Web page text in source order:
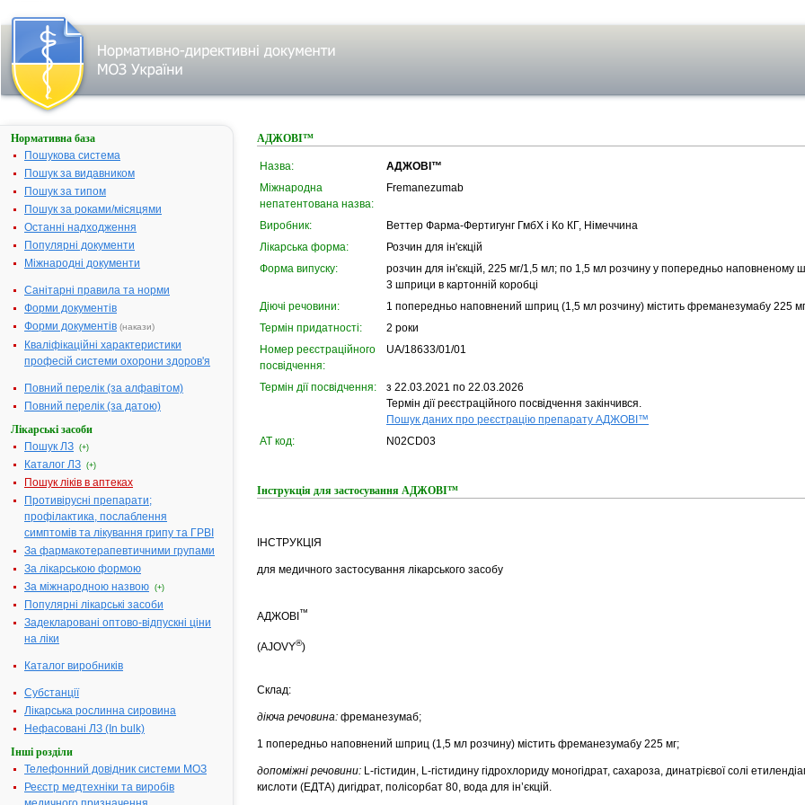
Нормативна база
Пошукова система
Пошук за видавником
Пошук за типом
Пошук за роками/місяцями
Останні надходження
Популярні документи
Міжнародні документи
Санітарні правила та норми
Форми документів
Форми документів (накази)
Кваліфікаційні характеристики
професій системи охорони здоров'я
Повний перелік (за алфавітом)
Повний перелік (за датою)
Лікарські засоби
Пошук ЛЗ (+)
Каталог ЛЗ (+)
Пошук ліків в аптеках
Противірусні препарати;
профілактика, послаблення
симптомів та лікування грипу та ГРВІ
За фармакотерапевтичними групами
За лікарською формою
За міжнародною назвою (+)
Популярні лікарські засоби
Задекларовані оптово-відпускні ціни
на ліки
Каталог виробників
Субстанції
Лікарська рослинна сировина
Нефасовані ЛЗ (In bulk)
Інші розділи
Телефонний довідник системи МОЗ
Реєстр медтехніки та виробів
АДЖОВІ™
Назва:
АДЖОВІ™
Міжнародна
непатентована назва:
Fremanezumab
Виробник:
Веттер Фарма-Фертигунг ГмбХ і Ко КГ, Німеччина
Лікарська форма:
Розчин для ін'єкцій
Форма випуску:
розчин для ін'єкцій, 225 мг/1,5 мл; по 1,5 мл розчину у попередньо наповненому
3 шприци в картонній коробці
Діючі речовини:
1 попередньо наповнений шприц (1,5 мл розчину) містить фреманезумабу 225 мг
Термін придатності:
2 роки
Номер реєстраційного
посвідчення:
UA/18633/01/01
Термін дії посвідчення:
з 22.03.2021 по 22.03.2026
Термін дії реєстраційного посвідчення закінчився.
Пошук даних про реєстрацію препарату АДЖОВІ™
АТ код:
N02CD03
Інструкція для застосування АДЖОВІ™
ІНСТРУКЦІЯ
для медичного застосування лікарського засобу
АДЖОВІ ™
(AJOVY®)
Склад:
діюча речовина: фреманезумаб;
1 попередньо наповнений шприц (1,5 мл розчину) містить фреманезумабу 225 мг;
допоміжні речовини: L-гістидин, L-гістидину гідрохлориду моногідрат, сахароза, динатрієвої солі
кислоти (ЕДТА) дигідрат, полісорбат 80, вода для ін’єкцій.